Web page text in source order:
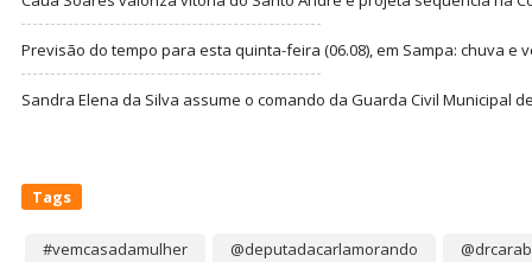
Previsão do tempo para esta quinta-feira (06.08), em Sampa: chuva e
Sandra Elena da Silva assume o comando da Guarda Civil Municipal
Tags
#vemcasadamulher @deputadacarlamorando